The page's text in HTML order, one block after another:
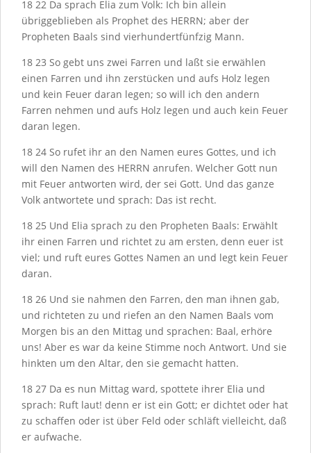
18 22 Da sprach Elia zum Volk: Ich bin allein
übriggeblieben als Prophet des HERRN; aber der
Propheten Baals sind vierhundertfünfzig Mann.
18 23 So gebt uns zwei Farren und laßt sie erwählen
einen Farren und ihn zerstücken und aufs Holz legen
und kein Feuer daran legen; so will ich den andern
Farren nehmen und aufs Holz legen und auch kein Feuer
daran legen.
18 24 So rufet ihr an den Namen eures Gottes, und ich
will den Namen des HERRN anrufen. Welcher Gott nun
mit Feuer antworten wird, der sei Gott. Und das ganze
Volk antwortete und sprach: Das ist recht.
18 25 Und Elia sprach zu den Propheten Baals: Erwählt
ihr einen Farren und richtet zu am ersten, denn euer ist
viel; und ruft eures Gottes Namen an und legt kein Feuer
daran.
18 26 Und sie nahmen den Farren, den man ihnen gab,
und richteten zu und riefen an den Namen Baals vom
Morgen bis an den Mittag und sprachen: Baal, erhöre
uns! Aber es war da keine Stimme noch Antwort. Und sie
hinkten um den Altar, den sie gemacht hatten.
18 27 Da es nun Mittag ward, spottete ihrer Elia und
sprach: Ruft laut! denn er ist ein Gott; er dichtet oder hat
zu schaffen oder ist über Feld oder schläft vielleicht, daß
er aufwache.